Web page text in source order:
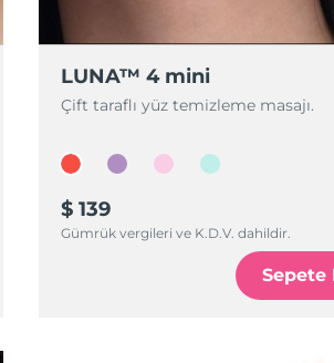
LUNA™ 4 mini
Çift taraflı yüz temizleme masajı.
$ 139
Gümrük vergileri ve K.D.V. dahildir.
Sepete